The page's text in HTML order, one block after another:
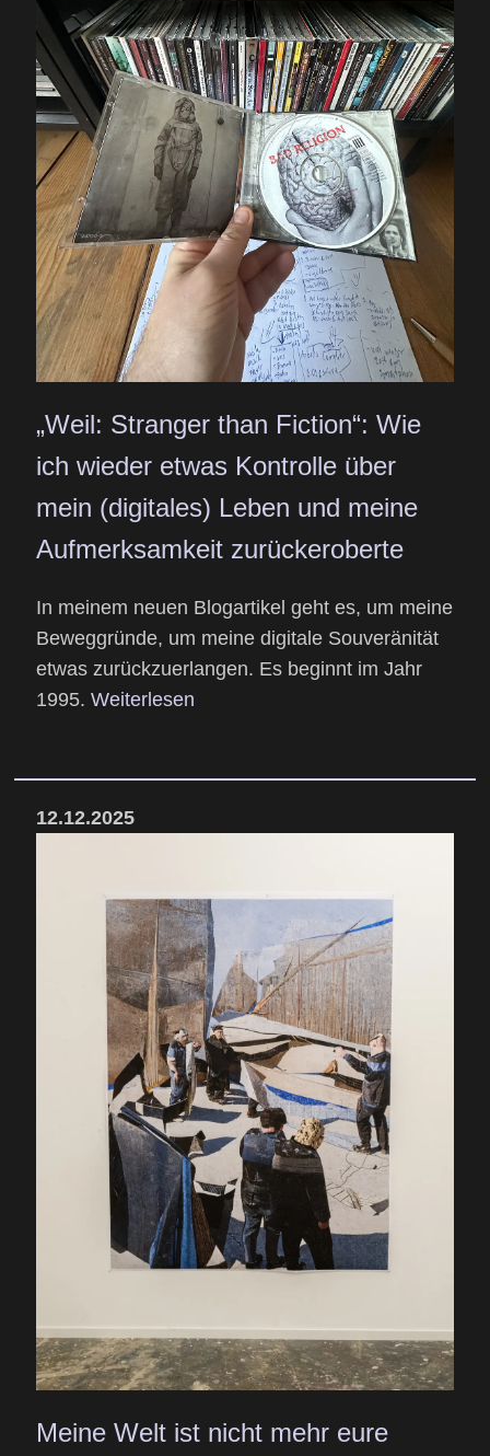
„Weil: Stranger than Fiction“: Wie
ich wieder etwas Kontrolle über
mein (digitales) Leben und meine
Aufmerksamkeit zurückeroberte
In meinem neuen Blogartikel geht es, um meine
Beweggründe, um meine digitale Souveränität
etwas zurückzuerlangen. Es beginnt im Jahr
1995. Weiterlesen
12.12.2025
Meine Welt ist nicht mehr eure